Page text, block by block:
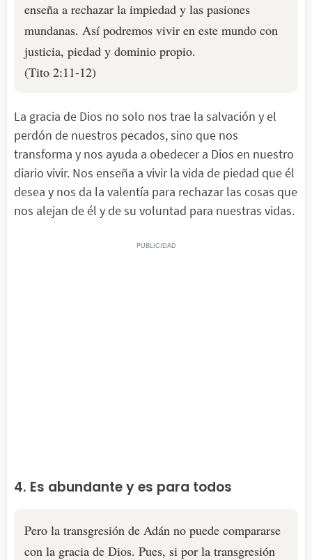
enseña a rechazar la impiedad y las pasiones
mundanas. Así podremos vivir en este mundo con
justicia, piedad y dominio propio.
(Tito 2:11-12)
La gracia de Dios no solo nos trae la salvación y el
perdón de nuestros pecados, sino que nos
transforma y nos ayuda a obedecer a Dios en nuestro
diario vivir. Nos enseña a vivir la vida de piedad que él
desea y nos da la valentía para rechazar las cosas que
nos alejan de él y de su voluntad para nuestras vidas.
4. Es abundante y es para todos
Pero la transgresión de Adán no puede compararse
con la gracia de Dios. Pues, si por la transgresión